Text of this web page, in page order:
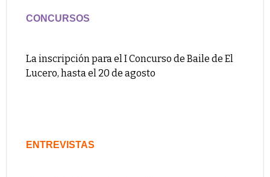
CONCURSOS
La inscripción para el I Concurso de Baile de El
Lucero, hasta el 20 de agosto
ENTREVISTAS